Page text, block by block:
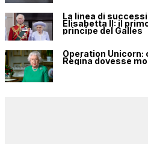
La linea di
Elisabetta II: il
principe del Galles
Operation Unicorn:
Regina dovesse